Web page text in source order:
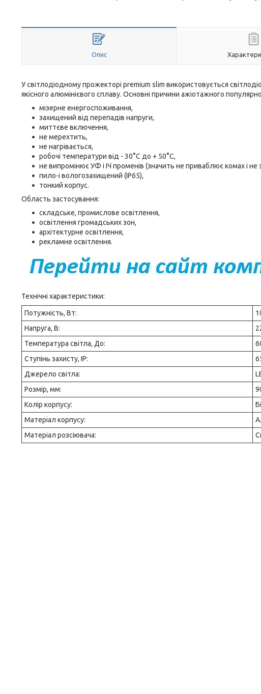
Опис
У світлодіодному прожекторі premium slim використовується
якісного алюмінієвого сплаву. Основні причини ажіотажного
мізерне енергоспоживання,
захищений від перепадів напруги,
миттєве включення,
не мерехтить,
не нагрівається,
робочі температури від - 30°С до + 50°С,
не випромінює УФ і ІЧ променів (значить не приваблює комах і не
пило-і вологозахищений (IP65),
тонкий корпус.
Область застосування:
складське, промислове освітлення,
освітлення громадських зон,
архітектурне освітлення,
рекламне освітлення.
Технічні характеристики:
Потужність, Вт:
Напруга, В:
Температура світла, До:
Ступінь захисту, IP:
Джерело світла:
Розмір, мм:
Колір корпусу:
Матеріал корпусу:
Матеріал розсіювача: